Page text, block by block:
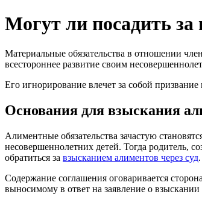
Могут ли посадить за
Материальные обязательства в отношении
всестороннее развитие своим
Его игнорирование влечет за собой
Основания для взыскания
Алиментные обязательства зачастую
несовершеннолетних детей. Тогда родитель,
обратиться за взысканием алиментов через суд.
Содержание соглашения оговаривается
выносимому в ответ на заявление о взыскании